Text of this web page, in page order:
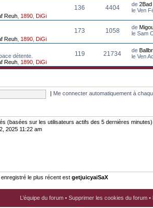
Reuh 1890 DiGi
136 4404 de2Bad
le Ven
Reuh 1890 DiGi
173 1058 de
le Sam
détente.
Reuh 1890 DiGi
119 21734 de
le Ven
Me connecter automatiquement à
(basées sur les utilisateurs actifs des 5 dernières minutes)
2025 11:22 am
enregistré le plus récent est getjuicyaiSaX
L’équipe du forum • Supprimer les cookies du forum •